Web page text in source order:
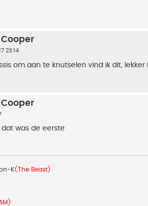
Cooper
23:14
om aan te knutselen vind ik dit,
Cooper
was de eerste
K(The Beast)